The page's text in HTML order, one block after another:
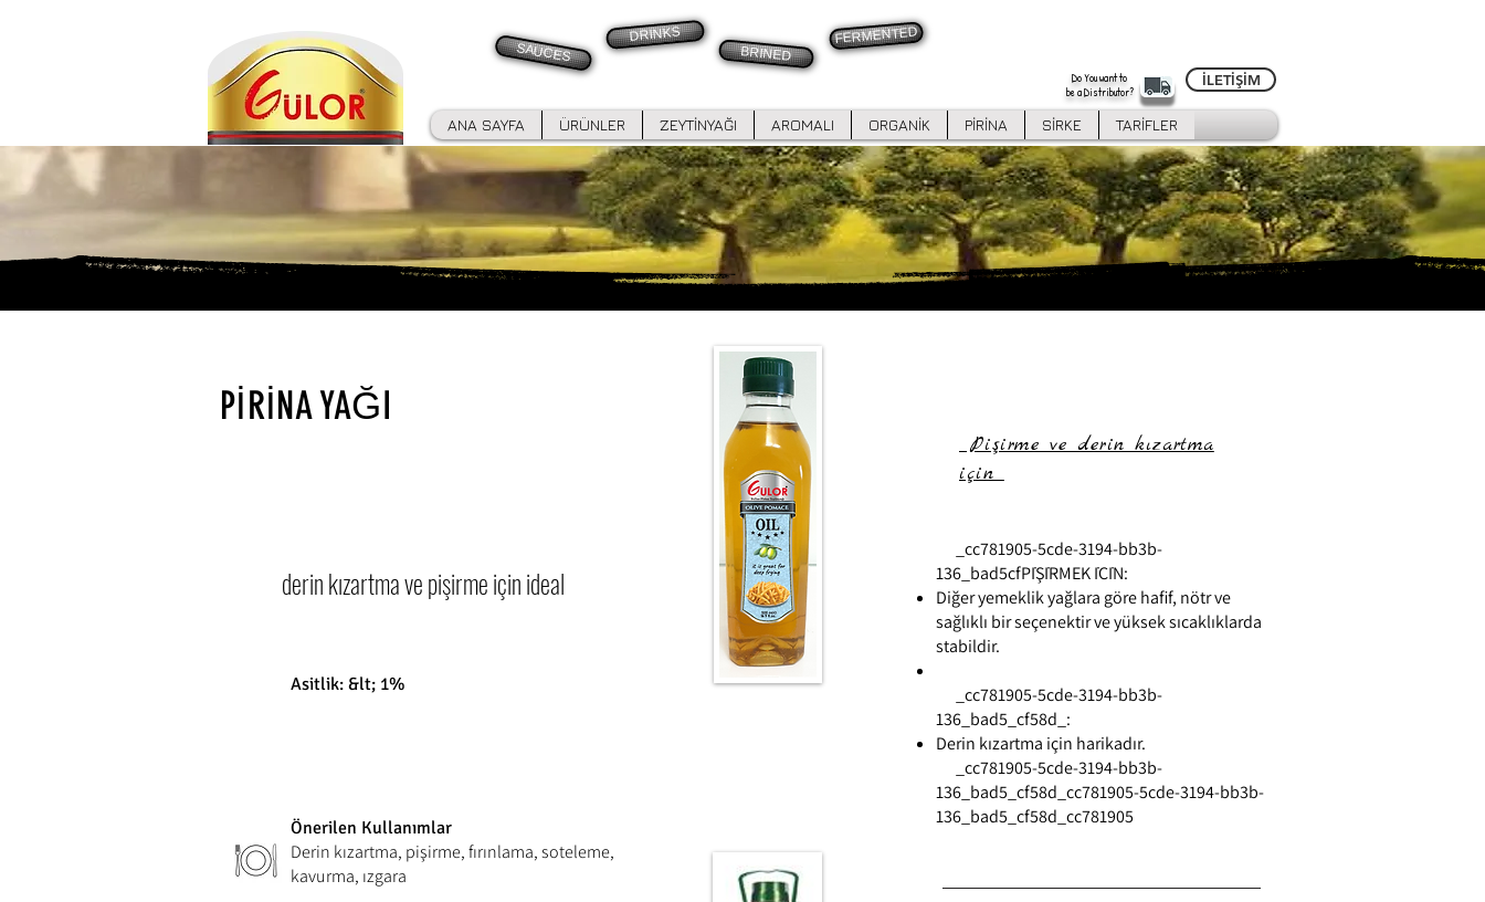
SAUCES
DRINKS
BRINED
FERMENTED
Do You want to
be a Distributor?
İLETİŞİM
ANA SAYFA ÜRÜNLER ZEYTİNYAĞI AROMALI ORGANİK PİRİNA SİRKE TARİFLER
PİRİNA YAĞI
derin kızartma ve pişirme için ideal
Asitlik: &lt; 1%
Önerilen Kullanımlar
Derin kızartma, pişirme, fırınlama, soteleme,
kavurma, ızgara
Pişirme ve derin kızartma
için
_cc781905-5cde-3194-bb3b-
136_bad5cfPİŞİRMEK İÇİN:
Diğer yemeklik yağlara göre hafif, nötr ve
sağlıklı bir seçenektir ve yüksek sıcaklıklarda
stabildir.
_cc781905-5cde-3194-bb3b-
136_bad5_cf58d_ :
Derin kızartma için harikadır.
_cc781905-5cde-3194-bb3b-
136_bad5_cf58d_cc781905-5cde-3194-bb3b-
136_bad5_cf58d_cc781905